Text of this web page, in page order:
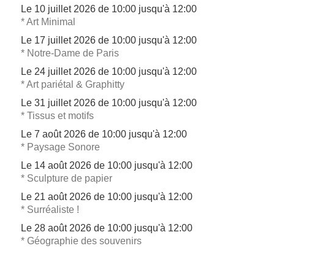
Le 10 juillet 2026 de 10:00 jusqu'à 12:00
* Art Minimal
Le 17 juillet 2026 de 10:00 jusqu'à 12:00
* Notre-Dame de Paris
Le 24 juillet 2026 de 10:00 jusqu'à 12:00
* Art pariétal & Graphitty
Le 31 juillet 2026 de 10:00 jusqu'à 12:00
* Tissus et motifs
Le 7 août 2026 de 10:00 jusqu'à 12:00
* Paysage Sonore
Le 14 août 2026 de 10:00 jusqu'à 12:00
* Sculpture de papier
Le 21 août 2026 de 10:00 jusqu'à 12:00
* Surréaliste !
Le 28 août 2026 de 10:00 jusqu'à 12:00
* Géographie des souvenirs